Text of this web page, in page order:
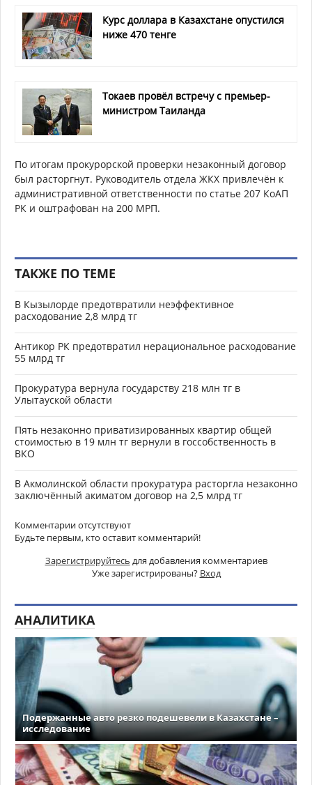
Курс доллара в Казахстане опустился
ниже 470 тенге
Токаев провёл встречу с премьер-
министром Таиланда
По итогам прокурорской проверки незаконный договор
был расторгнут. Руководитель отдела ЖКХ привлечён к
административной ответственности по статье 207 КоАП
РК и оштрафован на 200 МРП.
ТАКЖЕ ПО ТЕМЕ
В Кызылорде предотвратили неэффективное
расходование 2,8 млрд тг
Антикор РК предотвратил нерациональное расходование
55 млрд тг
Прокуратура вернула государству 218 млн тг в
Улытауской области
Пять незаконно приватизированных квартир общей
стоимостью в 19 млн тг вернули в госсобственность в
ВКО
В Акмолинской области прокуратура расторгла незаконно
заключённый акиматом договор на 2,5 млрд тг
Комментарии отсутствуют
Будьте первым, кто оставит комментарий!
Зарегистрируйтесь для добавления комментариев
Уже зарегистрированы? Вход
АНАЛИТИКА
Подержанные авто резко подешевели в Казахстане –
исследование